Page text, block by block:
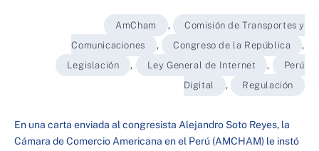
AmCham ,
Comisión de Transportes y
Comunicaciones
, Congreso de la República
,
Legislación
, Ley General de Internet ,
Perú
Digital
, Regulación
En una carta enviada al congresista Alejandro Soto Reyes, la
Cámara de Comercio Americana en el Perú (AMCHAM) le instó